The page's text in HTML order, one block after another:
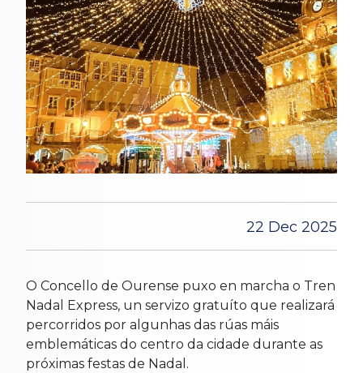
22 Dec 2025
O Concello de Ourense puxo en marcha o Tren
Nadal Express, un servizo gratuíto que realizará
percorridos por algunhas das rúas máis
emblemáticas do centro da cidade durante as
próximas festas de Nadal.